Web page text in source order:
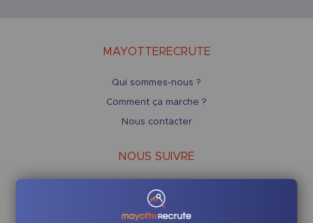
MAYOTTERECRUTE
Qui sommes-nous ?
Comment ça marche ?
Nous contacter
NOUS SUIVRE